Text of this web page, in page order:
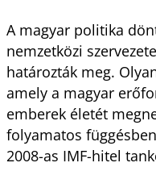
A magyar politika
nemzetközi
határozták meg.
amely a magyar
emberek életét
folyamatos
2008-as IMF-hitel